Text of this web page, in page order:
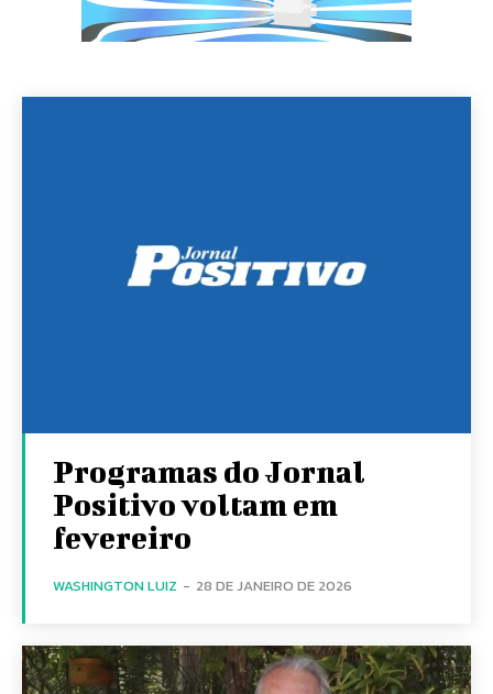
Programas do Jornal
Positivo voltam em
fevereiro
WASHINGTON LUIZ - 28 DE JANEIRO DE 2026